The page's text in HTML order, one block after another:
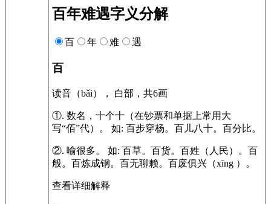
百年难遇字义分解
百 年 难 遇
百
读音（bǎi）， 白部，共6画
①. 数名，十个十（在钞票和单据上常用大
写“佰”代）。 如: 百步穿杨。百儿八十。百分比。
②. 喻很多。 如: 百草。百货。百姓（人民）。百
般。百炼成钢。百无聊赖。百废俱兴（xīng ）。
查看详细解释